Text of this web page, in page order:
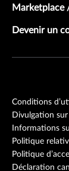
Marketplace
Devenir un
Conditions
Divulgation
Informations
Politique
Politique
Déclaration